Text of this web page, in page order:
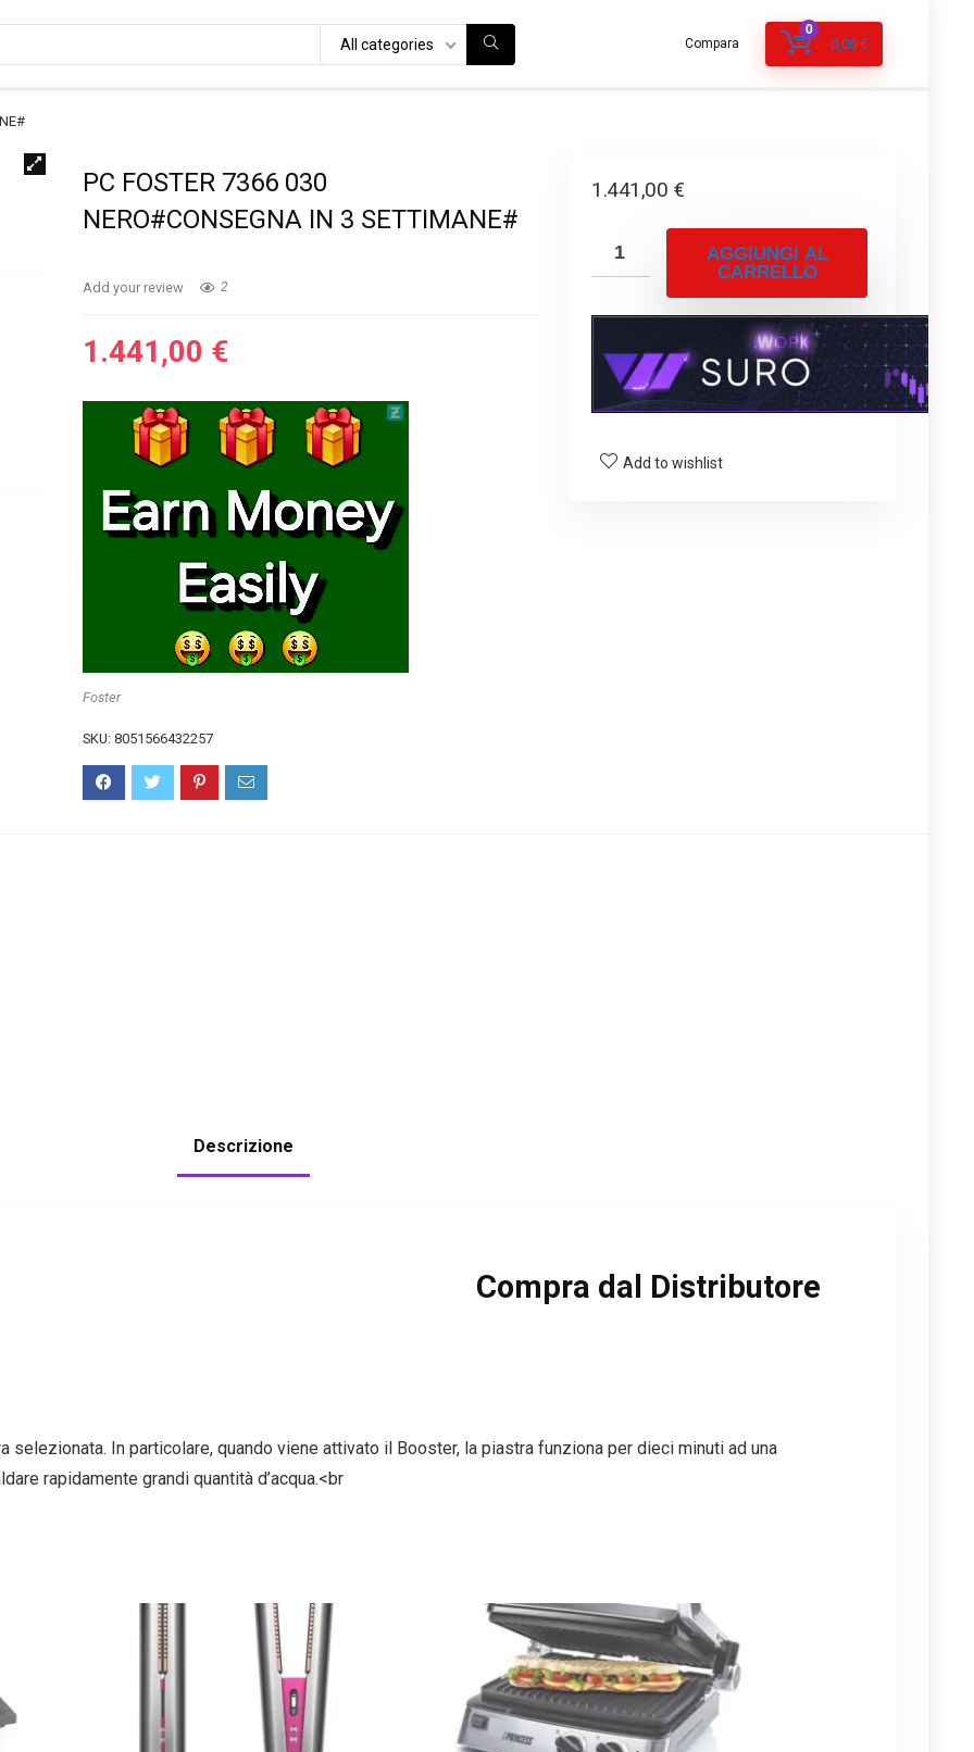
All categories Compara
0
0,00 €
PC FOSTER 7366 030
NERO#CONSEGNA IN 3 SETTIMANE#
Add your review 2
1.441,00 €
Foster
SKU:8051566432257
1.441,00 €
AGGIUNGI AL
CARRELLO
Add to wishlist
Descrizione
Compra dal Distributore
selezionata. In particolare, quando viene attivato il Booster, la piastra funziona per dieci minuti ad una
rapidamente grandi quantità d’acqua.<br